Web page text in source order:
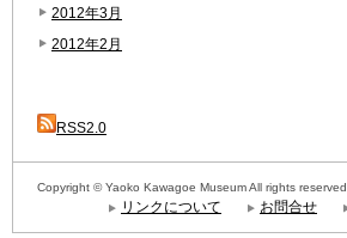
2012年3月
2012年2月
RSS2.0
Copyright © Yaoko Kawagoe Museum All rights reserved.
お問合せ
リンクについて